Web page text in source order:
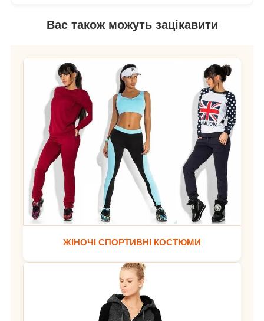
Вас також можуть зацікавити
ЖІНОЧІ СПОРТИВНІ КОСТЮМИ